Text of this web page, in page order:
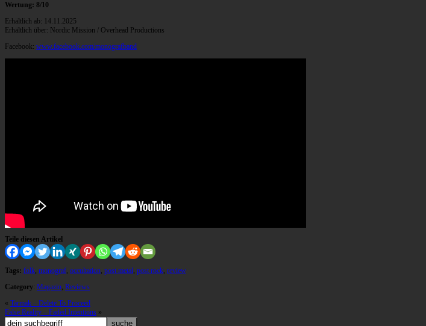
Wertung: 8/10
Erhältlich ab: 14.11.2025
Erhältlich über: Nordic Mission / Overhead Productions
Facebook: www.facebook.com/monografband
Teile diesen Artikel
Tags: folk, monograf, occultation, post metal, post rock, review
Category: Magazin, Reviews
« Tarmak – Delete To Proceed
False Reality – Faded Intentions »